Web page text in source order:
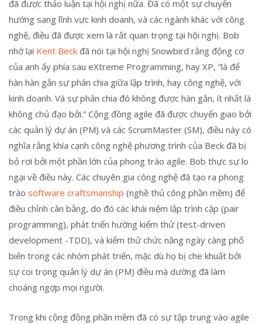
đã được thảo luận tại hội nghị nữa. Đã có một sự chuyển
hướng sang lĩnh vực kinh doanh, và các ngành khác với công
nghệ, điều đã được xem là rất quan trọng tại hội nghị. Bob
nhớ lại Kent Beck đã nói tại hội nghị Snowbird rằng động cơ
của anh ấy phía sau eXtreme Programming, hay XP, “là để
hàn hàn gắn sự phân chia giữa lập trình, hay công nghệ, với
kinh doanh. Và sự phân chia đó không được hàn gắn, ít nhất là
không chủ đạo bởi.” Cộng đồng agile đã được chuyển giao bởi
các quản lý dự án (PM) và các ScrumMaster (SM), điều này có
nghĩa rằng khía cạnh công nghệ phương trình của Beck đã bị
bỏ rơi bởi một phần lớn của phong trào agile. Bob thực sự lo
ngại về điều này. Các chuyên gia công nghệ đã tạo ra phong
trào software craftsmanship (nghề thủ công phần mềm) để
điều chỉnh cân bằng, do đó các khái niệm lập trình cặp (pair
programming), phát triển hướng kiểm thử (test-driven
development -TDD), và kiểm thử chức năng ngày càng phổ
biến trong các nhóm phát triển, mặc dù họ bị che khuất bởi
sự coi trọng quản lý dự án (PM) điều mà dường đã làm
choáng ngợp mọi người.
Trong khi cộng đồng phần mềm đã có sự tập trung vào agile